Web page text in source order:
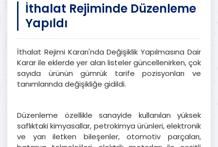
İthalat Rejiminde Düzenleme
Yapıldı
İthalat Rejimi Kararı'nda Değişiklik Yapılmasına Dair
Karar ile eklerde yer alan listeler güncellenirken, çok
sayıda ürünün gümrük tarife pozisyonları ve
tanımlarında değişikliğe gidildi.
Düzenleme özellikle sanayide kullanılan yüksek
saflıktaki kimyasallar, petrokimya ürünleri, elektronik
ve yarı iletken bileşenler, otomotiv parçaları,